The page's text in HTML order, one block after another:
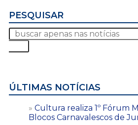
PESQUISAR
ÚLTIMAS NOTÍCIAS
Cultura realiza 1º Fórum
Blocos Carnavalescos de